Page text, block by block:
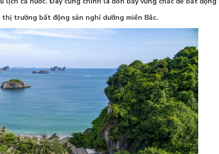
trường bất động sản nghỉ dưỡng miền Bắc.